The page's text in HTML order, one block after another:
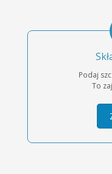
Podaj
To